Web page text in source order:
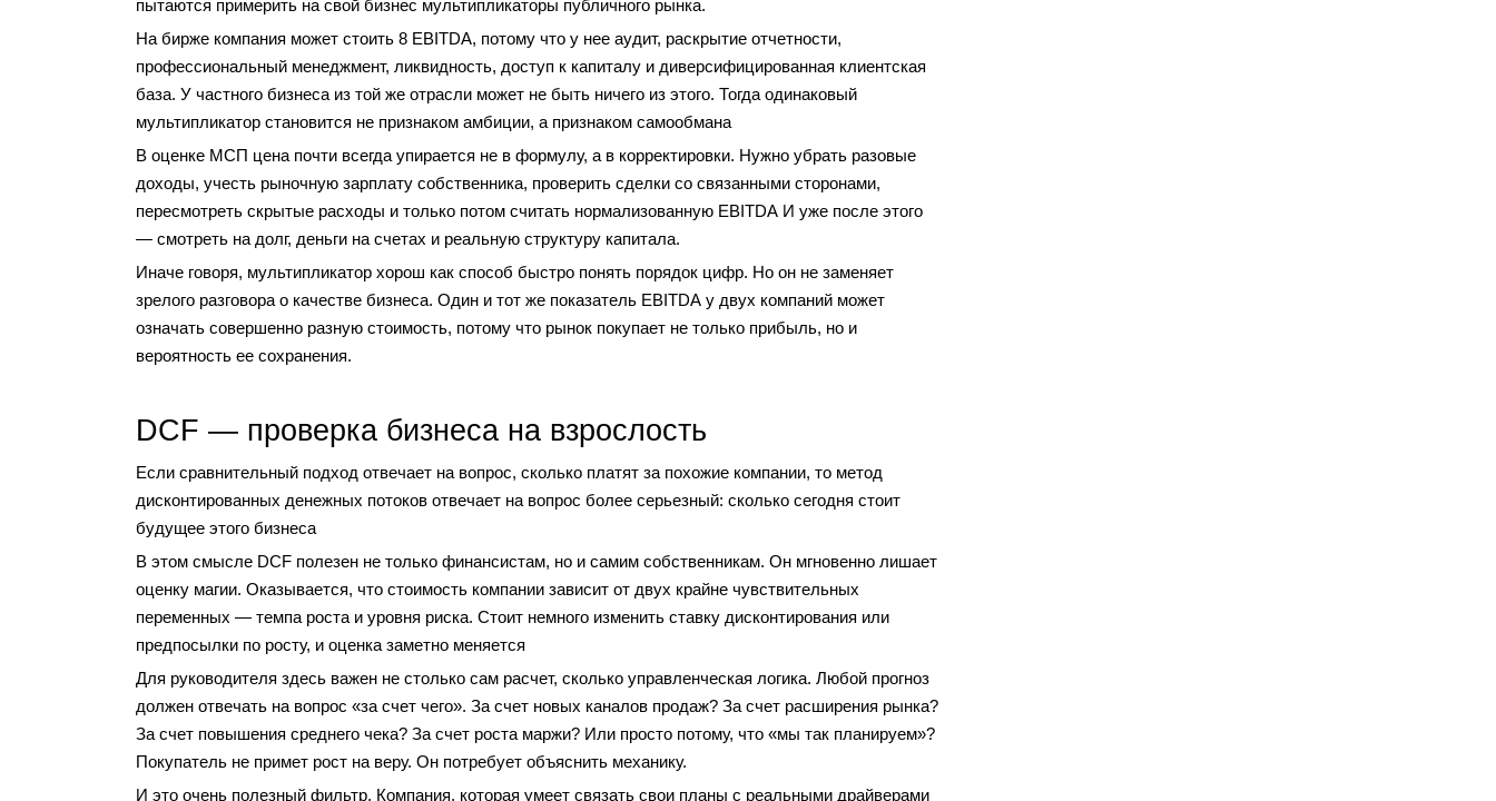
пытаются примерить на свой бизнес мультипликаторы публичного рынка.
На бирже компания может стоить 8 EBITDA, потому что у нее аудит, раскрытие отчетности,
профессиональный менеджмент, ликвидность, доступ к капиталу и диверсифицированная клиентская
база. У частного бизнеса из той же отрасли может не быть ничего из этого. Тогда одинаковый
мультипликатор становится не признаком амбиции, а признаком самообмана
В оценке МСП цена почти всегда упирается не в формулу, а в корректировки. Нужно убрать разовые
доходы, учесть рыночную зарплату собственника, проверить сделки со связанными сторонами,
пересмотреть скрытые расходы и только потом считать нормализованную EBITDA И уже после этого
— смотреть на долг, деньги на счетах и реальную структуру капитала.
Иначе говоря, мультипликатор хорош как способ быстро понять порядок цифр. Но он не заменяет
зрелого разговора о качестве бизнеса. Один и тот же показатель EBITDA у двух компаний может
означать совершенно разную стоимость, потому что рынок покупает не только прибыль, но и
вероятность ее сохранения.
DCF — проверка бизнеса на взрослость
Если сравнительный подход отвечает на вопрос, сколько платят за похожие компании, то метод
дисконтированных денежных потоков отвечает на вопрос более серьезный: сколько сегодня стоит
будущее этого бизнеса
В этом смысле DCF полезен не только финансистам, но и самим собственникам. Он мгновенно лишает
оценку магии. Оказывается, что стоимость компании зависит от двух крайне чувствительных
переменных — темпа роста и уровня риска. Стоит немного изменить ставку дисконтирования или
предпосылки по росту, и оценка заметно меняется
Для руководителя здесь важен не столько сам расчет, сколько управленческая логика. Любой прогноз
должен отвечать на вопрос «за счет чего». За счет новых каналов продаж? За счет расширения рынка?
За счет повышения среднего чека? За счет роста маржи? Или просто потому, что «мы так планируем»?
Покупатель не примет рост на веру. Он потребует объяснить механику.
И это очень полезный фильтр. Компания, которая умеет связать свои планы с реальными драйверами